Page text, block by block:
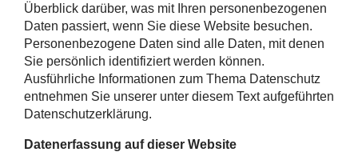
Überblick darüber, was mit Ihren personenbezogenen
Daten passiert, wenn Sie diese Website besuchen.
Personenbezogene Daten sind alle Daten, mit denen
Sie persönlich identifiziert werden können.
Ausführliche Informationen zum Thema Datenschutz
entnehmen Sie unserer unter diesem Text aufgeführten
Datenschutzerklärung.
Datenerfassung auf dieser Website